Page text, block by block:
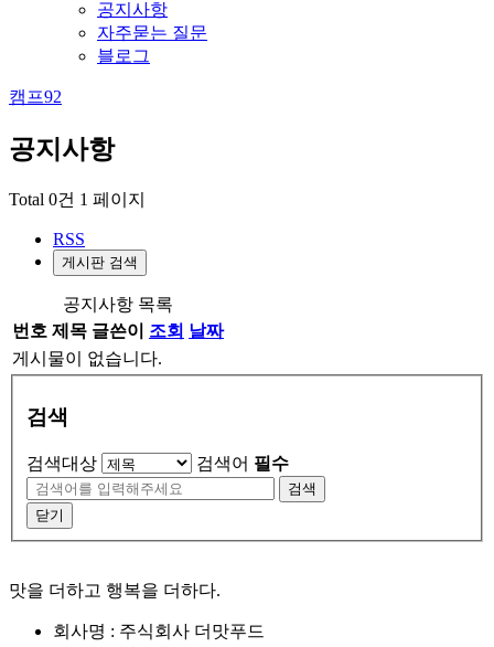
공지사항
자주묻는 질문
블로그
캠프92
공지사항
Total 0건 1 페이지
RSS
게시판 검색
공지사항 목록
번호 제목 글쓴이 조회 날짜
게시물이 없습니다.
검색
검색대상 검색어 필수
검색
닫기
맛을 더하고 행복을 더하다.
회사명 : 주식회사 더맛푸드